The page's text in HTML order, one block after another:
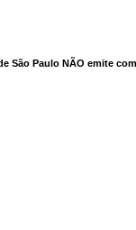
São Paulo NÃO emite